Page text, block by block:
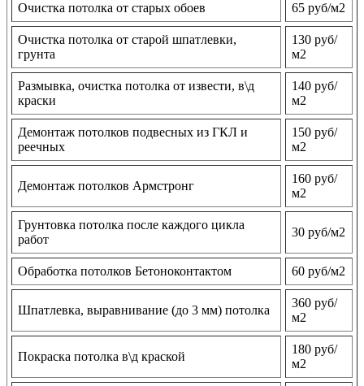
Очистка потолка от старых обоев 65 руб/м2
Очистка потолка от старой шпатлевки,
грунта
130 руб/
м2
Размывка, очистка потолка от извести, в\д
краски
140 руб/
м2
Демонтаж потолков подвесных из ГКЛ и
реечных
150 руб/
м2
Демонтаж потолков Армстронг
160 руб/
м2
Грунтовка потолка после каждого цикла
работ
30 руб/м2
Обработка потолков Бетоноконтактом 60 руб/м2
Шпатлевка, выравнивание (до 3 мм) потолка
360 руб/
м2
Покраска потолка в\д краской
180 руб/
м2